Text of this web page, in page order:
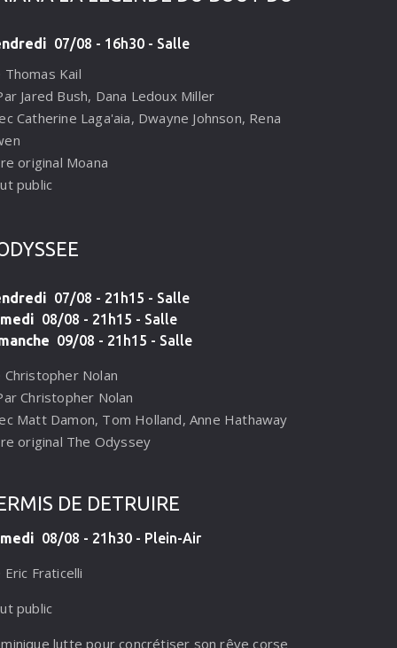
07/08 - 16h30 - Salle
Thomas Kail
Jared Bush, Dana Ledoux Miller
Catherine Laga'aia, Dwayne Johnson, Rena
original Moana
public
la première fois par-delà le récif de son île
à permettre à son peuple de retrouver
prospérité…
07/08 - 21h15 - Salle
08/08 - 21h15 - Salle
09/08 - 21h15 - Salle
Christopher Nolan
Christopher Nolan
Matt Damon, Tom Holland, Anne Hathaway
original The Odyssey
est une épopée mythique tournée à
Pour la première fois, la saga fondatrice
est portée sur les écrans de manière
DE DETRUIRE
08/08 - 21h30 - Plein-Air
Eric Fraticelli
public
lutte pour concrétiser son rêve corse